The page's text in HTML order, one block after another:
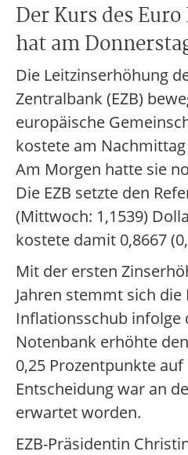
Der Kurs des
hat am
Die Leitzinserhöhung
Zentralbank (EZB)
europäische
kostete am Nachmittag
Am Morgen hatte sie
Die EZB setzte den
(Mittwoch: 1,1539)
kostete damit 0,8667
Mit der ersten
Jahren stemmt sich die
Inflationsschub infolge
Notenbank erhöhte
0,25 Prozentpunkte auf
Entscheidung war an
erwartet worden.
EZB-Präsidentin